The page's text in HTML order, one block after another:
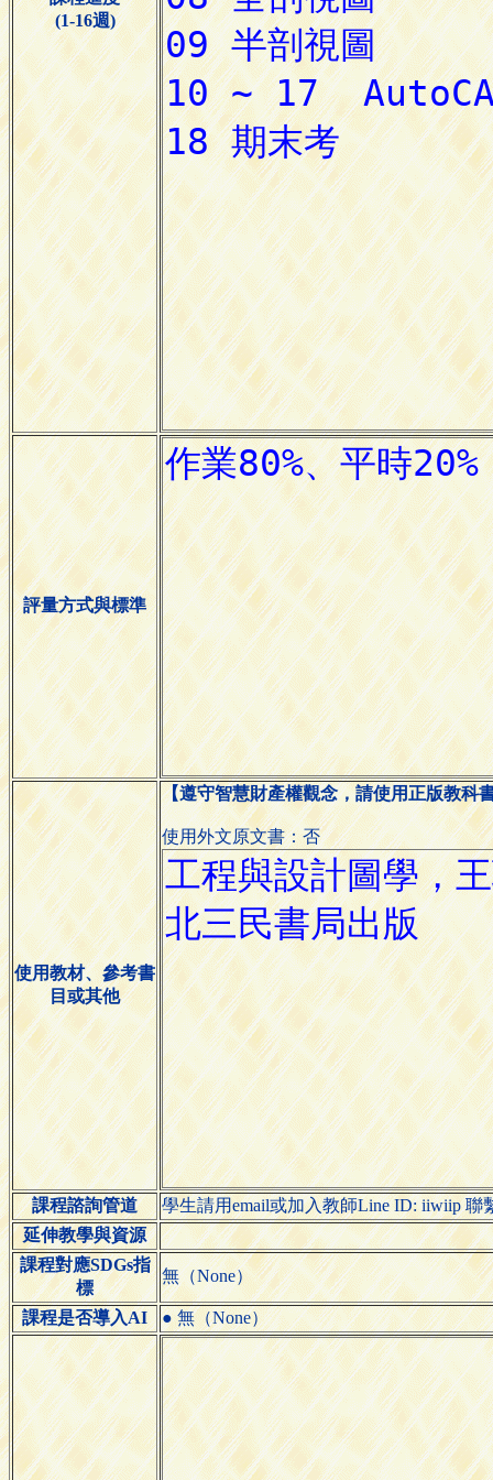
(1-16週)
評量方式與標準
使用教材、參考書
目或其他
【遵守智慧財產權觀念，請使用正版教科
使用外文原文書：否
課程諮詢管道
學生請用email或加入教師Line ID: iiwiip 聯
延伸教學與資源
課程對應SDGs指
標
無（None）
課程是否導入AI ● 無（None）